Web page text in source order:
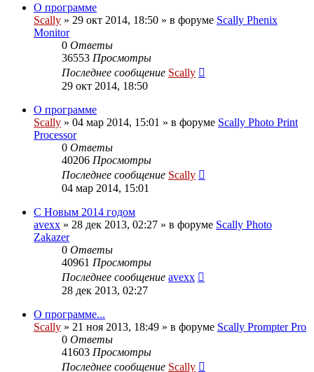
О программе
Scally » 29 окт 2014, 18:50 » в форуме Scally Phenix
Monitor
0 Ответы
36553 Просмотры
Последнее сообщение Scally
29 окт 2014, 18:50
О программе
Scally » 04 мар 2014, 15:01 » в форуме Scally Photo Print
Processor
0 Ответы
40206 Просмотры
Последнее сообщение Scally
04 мар 2014, 15:01
С Новым 2014 годом
avexx » 28 дек 2013, 02:27 » в форуме Scally Photo
Zakazer
0 Ответы
40961 Просмотры
Последнее сообщение avexx
28 дек 2013, 02:27
О программе...
Scally » 21 ноя 2013, 18:49 » в форуме Scally Prompter Pro
0 Ответы
41603 Просмотры
Последнее сообщение Scally